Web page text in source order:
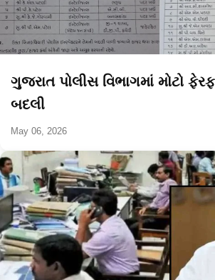
ગુજરાત પોલીસ વિભાગમાં મોટો
બદલી
May 06, 2026